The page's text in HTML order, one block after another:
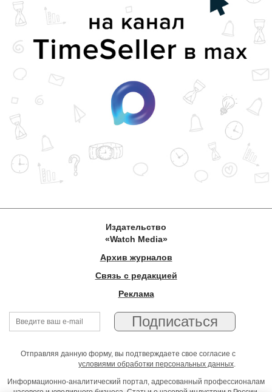
Издательство
«Watch Media»
Архив журналов
Связь с редакцией
Реклама
Отправляя данную форму, вы подтверждаете свое согласие с
условиями обработки персональных данных.
Информационно-аналитический портал, адресованный профессионалам